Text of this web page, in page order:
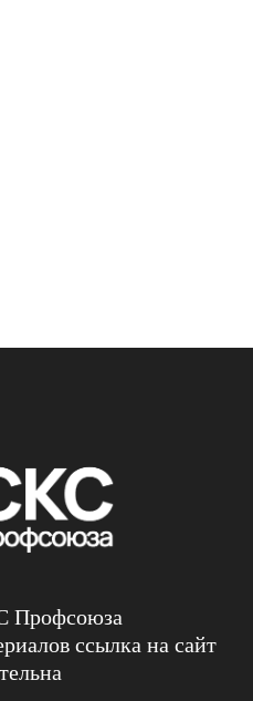
Профсоюза
ссылка на сайт